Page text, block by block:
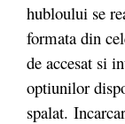
hubloului se
formata din
de accesat si
optiunilor
spalat.